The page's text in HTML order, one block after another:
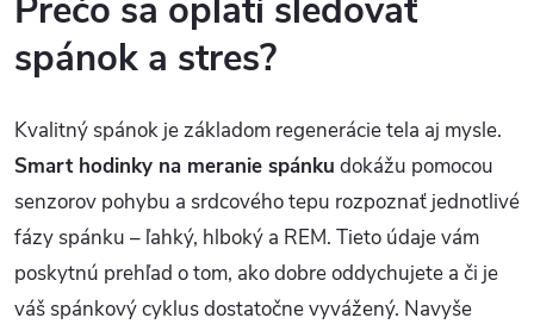
Prečo sa oplatí sledovať
spánok a stres?
Kvalitný spánok je základom regenerácie tela aj mysle.
Smart hodinky na meranie spánku dokážu pomocou
senzorov pohybu a srdcového tepu rozpoznať jednotlivé
fázy spánku – ľahký, hlboký a REM. Tieto údaje vám
poskytnú prehľad o tom, ako dobre oddychujete a či je
váš spánkový cyklus dostatočne vyvážený. Navyše